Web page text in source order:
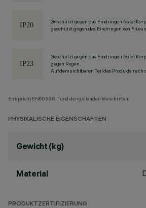
Geschützt gegen das Eindringen fester
geschützt gegen das Eindringen von
Geschützt gegen das Eindringen fester
gegen Regen.
Auf dem sichtbaren Teil des Produkts nach
Entspricht EN60598-1 und den geltenden Vorschriften.
PHYSIKALISCHE EIGENSCHAFTEN
Gewicht (kg)
Material
PRODUKTZERTIFIZIERUNG